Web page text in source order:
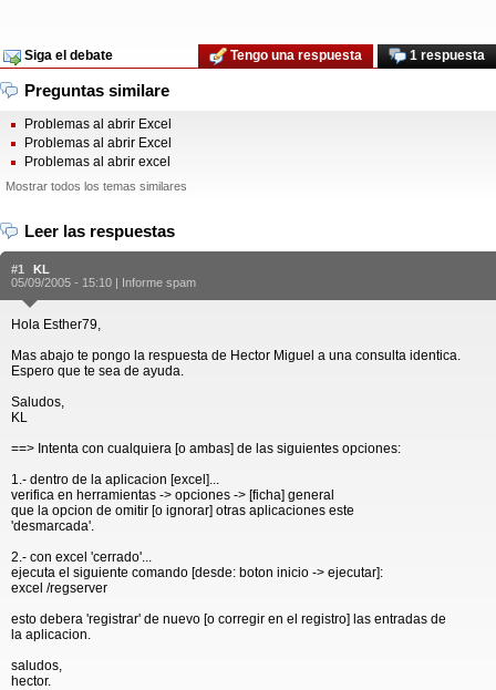
Siga el debate 1 respuesta
Tengo una respuesta
Preguntas similare
Problemas al abrir Excel
Problemas al abrir Excel
Problemas al abrir excel
Mostrar todos los temas similares
Leer las respuestas
#1
KL
05/09/2005 - 15:10 | Informe spam
Hola Esther79,
Mas abajo te pongo la respuesta de Hector Miguel a una consulta identica.
Espero que te sea de ayuda.
Saludos,
KL
==> Intenta con cualquiera [o ambas] de las siguientes opciones:
1.- dentro de la aplicacion [excel]...
verifica en herramientas -> opciones -> [ficha] general
que la opcion de omitir [o ignorar] otras aplicaciones este
'desmarcada'.
2.- con excel 'cerrado'...
ejecuta el siguiente comando [desde: boton inicio -> ejecutar]:
excel /regserver
esto debera 'registrar' de nuevo [o corregir en el registro] las entradas de
la aplicacion.
saludos,
hector.